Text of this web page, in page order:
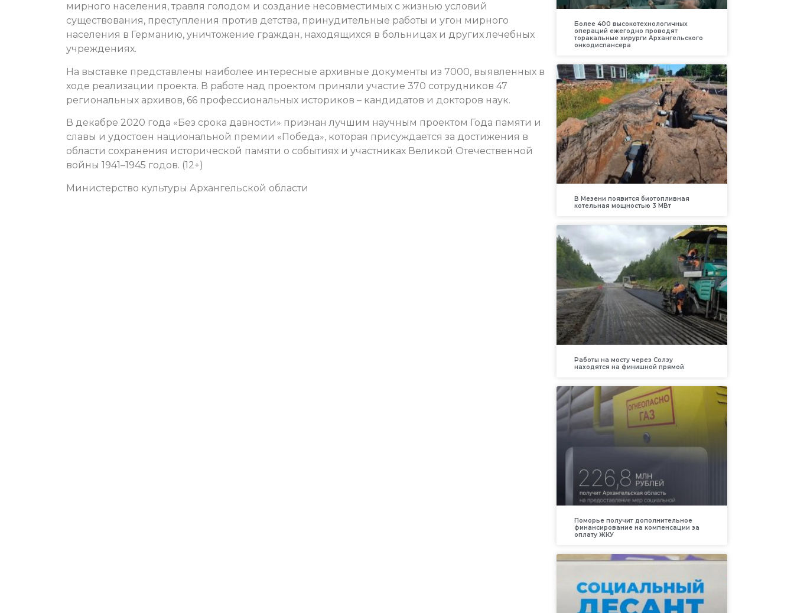
мирного населения, травля голодом и создание несовместимых с жизнью условий
существования, преступления против детства, принудительные работы и угон мирного
населения в Германию, уничтожение граждан, находящихся в больницах и других лечебных
учреждениях.
На выставке представлены наиболее интересные архивные документы из 7000, выявленных в
ходе реализации проекта. В работе над проектом приняли участие 370 сотрудников 47
региональных архивов, 66 профессиональных историков – кандидатов и докторов наук.
В декабре 2020 года «Без срока давности» признан лучшим научным проектом Года памяти и
славы и удостоен национальной премии «Победа», которая присуждается за достижения в
области сохранения исторической памяти о событиях и участниках Великой Отечественной
войны 1941–1945 годов. (12+)
Министерство культуры Архангельской области
Более 400 высокотехнологичных
операций ежегодно проводят
торакальные хирурги Архангельского
онкодиспансера
В Мезени появится биотопливная
котельная мощностью 3 МВт
Работы на мосту через Солзу
находятся на финишной прямой
Поморье получит дополнительное
финансирование на компенсации за
оплату ЖКУ